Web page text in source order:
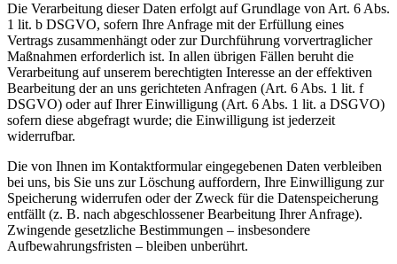
Die Verarbeitung dieser Daten erfolgt auf Grundlage von Art. 6 Abs.
1 lit. b DSGVO, sofern Ihre Anfrage mit der Erfüllung eines
Vertrags zusammenhängt oder zur Durchführung vorvertraglicher
Maßnahmen erforderlich ist. In allen übrigen Fällen beruht die
Verarbeitung auf unserem berechtigten Interesse an der effektiven
Bearbeitung der an uns gerichteten Anfragen (Art. 6 Abs. 1 lit. f
DSGVO) oder auf Ihrer Einwilligung (Art. 6 Abs. 1 lit. a DSGVO)
sofern diese abgefragt wurde; die Einwilligung ist jederzeit
widerrufbar.
Die von Ihnen im Kontaktformular eingegebenen Daten verbleiben
bei uns, bis Sie uns zur Löschung auffordern, Ihre Einwilligung zur
Speicherung widerrufen oder der Zweck für die Datenspeicherung
entfällt (z. B. nach abgeschlossener Bearbeitung Ihrer Anfrage).
Zwingende gesetzliche Bestimmungen – insbesondere
Aufbewahrungsfristen – bleiben unberührt.